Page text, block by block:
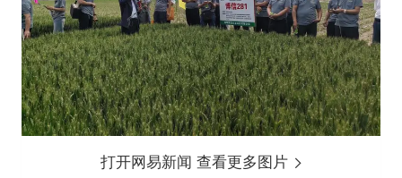
打开网易新闻 查看更多图片